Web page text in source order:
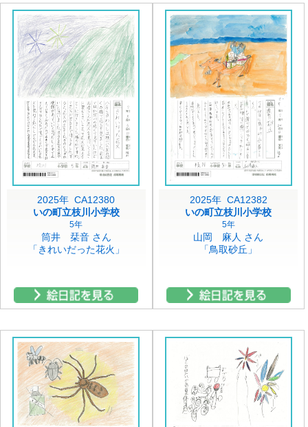
2025年 CA12380
いの町立枝川小学校
5年
筒井 栞音 さん
「きれいだった花火」
2025年 CA12382
いの町立枝川小学校
5年
山岡 麻人 さん
「鳥取砂丘」